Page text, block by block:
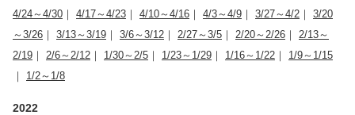
4/24～4/30 ｜ 4/17～4/23 ｜ 4/10～4/16 ｜ 4/3～4/9 ｜ 3/27～4/2 ｜ 3/20
～3/26 ｜ 3/13～3/19 ｜ 3/6～3/12 ｜ 2/27～3/5 ｜ 2/20～2/26 ｜ 2/13～
2/19 ｜ 2/6～2/12 ｜ 1/30～2/5 ｜ 1/23～1/29 ｜ 1/16～1/22 ｜ 1/9～1/15
｜ 1/2～1/8
2022